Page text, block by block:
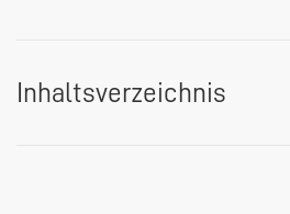
Inhaltsverzeichnis